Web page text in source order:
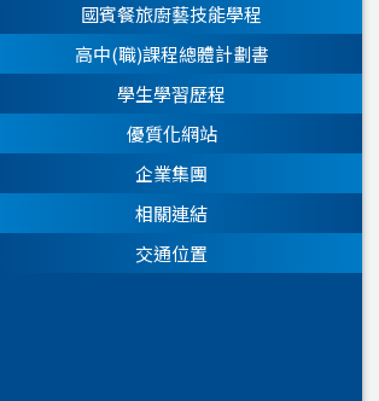
國賓餐旅廚藝技能學程
高中(職)課程總體計劃書
學生學習歷程
優質化網站
企業集團
相關連結
交通位置